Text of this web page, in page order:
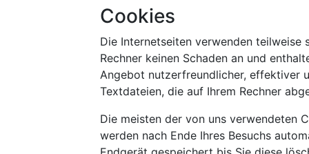
Cookies
Die Internetseiten verwenden teilweise
Rechner keinen Schaden an und
Angebot nutzerfreundlicher, effektiver
Textdateien, die auf Ihrem Rechner
Die meisten der von uns verwendeten
werden nach Ende Ihres Besuchs